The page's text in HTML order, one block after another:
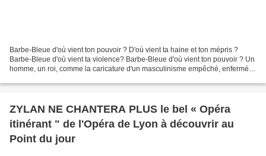
Barbe-Bleue d'où vient ton pouvoir ? D'où vient ta haine et ton mépris ?
Barbe-Bleue d'où vient ta violence? Barbe-Bleue d'où vient ton pouvoir ? Un
homme, un roi, comme la caricature d'un masculinisme empêché, enfermé
ZYLAN NE CHANTERA PLUS le bel « Opéra
itinérant " de l'Opéra de Lyon à découvrir au
Point du jour